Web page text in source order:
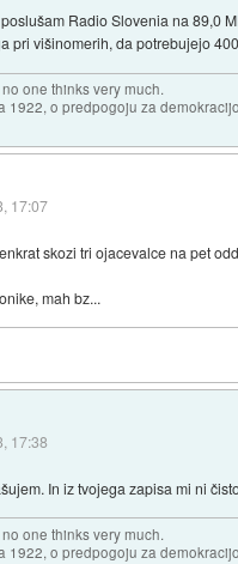
Radio Slovenia na 89,0
pri višinomerih, da potrebujejo
one thinks very much.
1922, o predpogoju za
17:07
skozi tri ojacevalce na pet
mah bz...
17:38
In iz tvojega zapisa mi ni
one thinks very much.
1922, o predpogoju za